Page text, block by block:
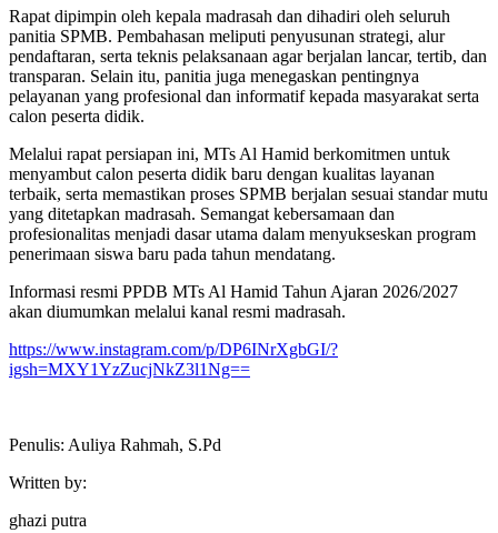
Rapat dipimpin oleh kepala madrasah dan dihadiri oleh seluruh
panitia SPMB. Pembahasan meliputi penyusunan strategi, alur
pendaftaran, serta teknis pelaksanaan agar berjalan lancar, tertib, dan
transparan. Selain itu, panitia juga menegaskan pentingnya
pelayanan yang profesional dan informatif kepada masyarakat serta
calon peserta didik.
Melalui rapat persiapan ini, MTs Al Hamid berkomitmen untuk
menyambut calon peserta didik baru dengan kualitas layanan
terbaik, serta memastikan proses SPMB berjalan sesuai standar mutu
yang ditetapkan madrasah. Semangat kebersamaan dan
profesionalitas menjadi dasar utama dalam menyukseskan program
penerimaan siswa baru pada tahun mendatang.
Informasi resmi PPDB MTs Al Hamid Tahun Ajaran 2026/2027
akan diumumkan melalui kanal resmi madrasah.
https://www.instagram.com/p/DP6INrXgbGI/?
igsh=MXY1YzZucjNkZ3l1Ng==
Penulis: Auliya Rahmah, S.Pd
Written by:
ghazi putra